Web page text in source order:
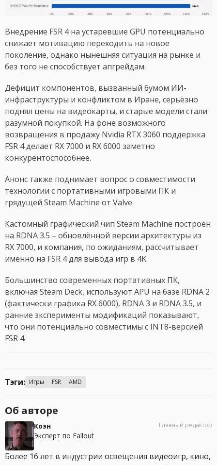
Внедрение FSR 4 на устаревшие GPU потенциально
снижает мотивацию переходить на новое
поколение, однако нынешняя ситуация на рынке и
без того не способствует апгрейдам.
Дефицит компонентов, вызванный бумом ИИ-
инфраструктуры и конфликтом в Иране, серьёзно
поднял цены на видеокарты, и старые модели стали
разумной покупкой. На фоне возможного
возвращения в продажу Nvidia RTX 3060 поддержка
FSR 4 делает RX 7000 и RX 6000 заметно
конкурентоспособнее.
Анонс также поднимает вопрос о совместимости
технологии с портативными игровыми ПК и
грядущей Steam Machine от Valve.
Кастомный графический чип Steam Machine построен
на RDNA 3.5 – обновлённой версии архитектуры из
RX 7000, и компания, по ожиданиям, рассчитывает
именно на FSR 4 для вывода игр в 4K.
Большинство современных портативных ПК,
включая Steam Deck, используют APU на базе RDNA 2
(фактически графика RX 6000), RDNA 3 и RDNA 3.5, и
ранние эксперименты модификаций показывают,
что они потенциально совместимы с INT8-версией
FSR 4.
Тэги: Игры FSR AMD
Об авторе
Коэн
Эксперт по Fallout
Главный редактор
Более 16 лет в индустрии освещения видеоигр, кино,